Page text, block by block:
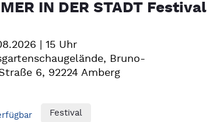
IN DER STADT Festival
| 15 Uhr
Bruno-
6, 92224 Amberg
Festival